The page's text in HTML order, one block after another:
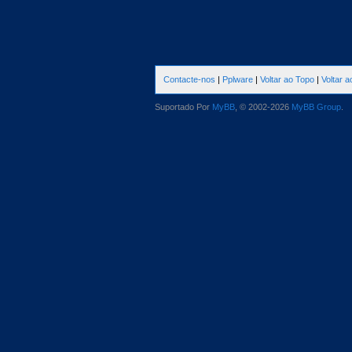
Contacte-nos | Pplware | Voltar ao Topo | Voltar
Suportado Por MyBB , © 2002-2026 MyBB Group